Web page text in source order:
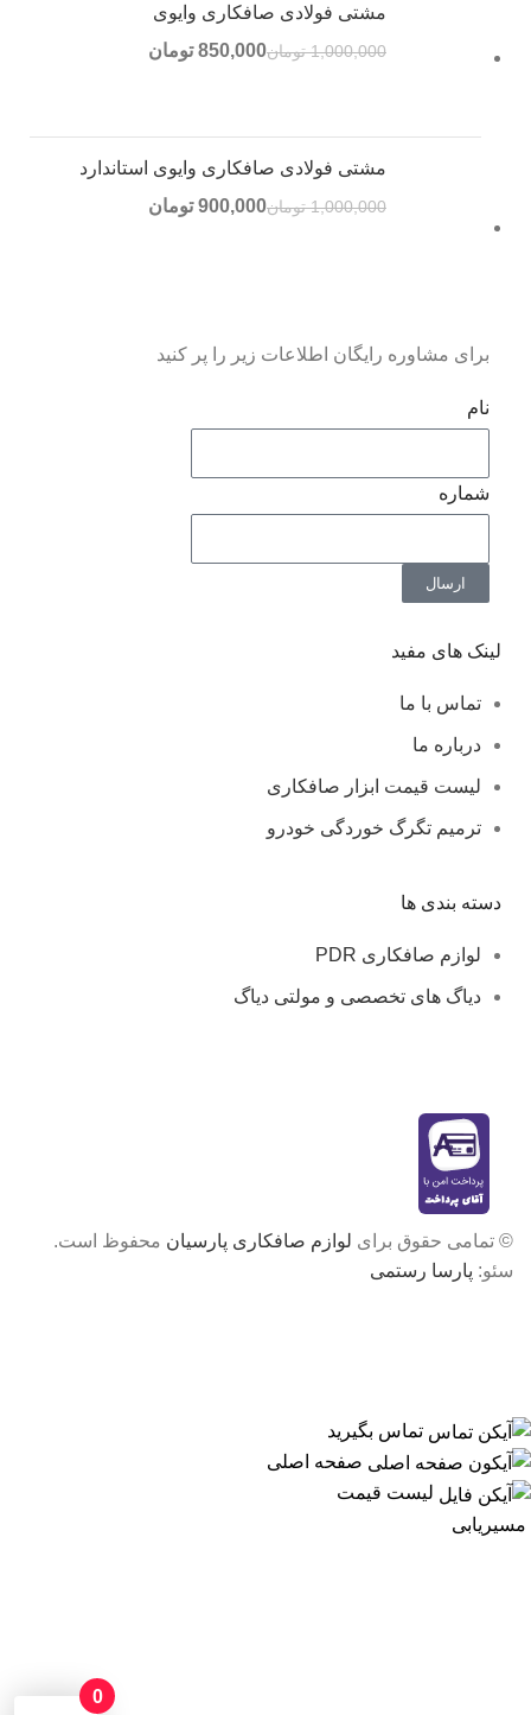
مشتی فولادی صافکاری وایوی
1,000,000 تومان850,000 تومان
مشتی فولادی صافکاری وایوی استاندارد
1,000,000 تومان900,000 تومان
برای مشاوره رایگان اطلاعات زیر را پر کنید
نام
شماره
ارسال
لینک های مفید
تماس با ما
درباره ما
لیست قیمت ابزار صافکاری
ترمیم تگرگ خوردگی خودرو
دسته بندی ها
لوازم صافکاری PDR
دیاگ های تخصصی و مولتی دیاگ
© تمامی حقوق برای لوازم صافکاری پارسیان محفوظ است.
سئو: پارسا رستمی
تماس بگیرید
صفحه اصلی
لیست قیمت
مسیریابی
0